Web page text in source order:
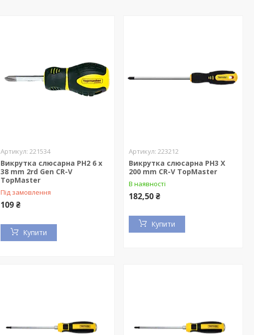
221534
Викрутка слюсарна PH2 6 x
38 mm 2rd Gen CR-V
TopMaster
Під замовлення
109 ₴
Купити
223212
Викрутка слюсарна PH3 X
200 mm CR-V TopMaster
В наявності
182,50 ₴
Купити